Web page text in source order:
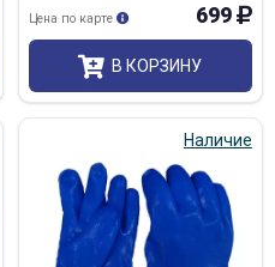
699
Цена по карте
В КОРЗИНУ
Наличие